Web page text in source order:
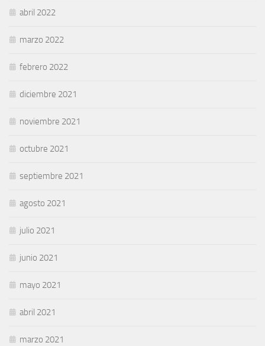
abril 2022
marzo 2022
febrero 2022
diciembre 2021
noviembre 2021
octubre 2021
septiembre 2021
agosto 2021
julio 2021
junio 2021
mayo 2021
abril 2021
marzo 2021